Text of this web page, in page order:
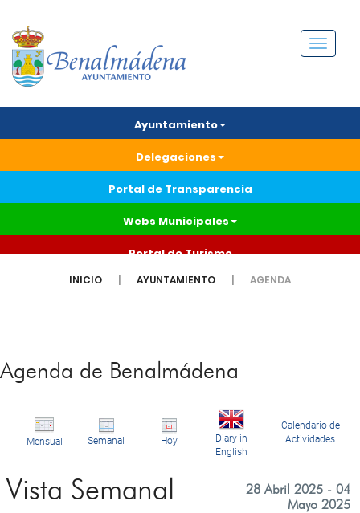
Menú
Ayuntamiento
Delegaciones
Portal de Transparencia
Webs Municipales
Portal de Turismo
INICIO AYUNTAMIENTO AGENDA
Agenda de Benalmádena
Mensual Semanal Hoy
Diary in
English
Calendario de
Actividades
Vista Semanal
28 Abril 2025 - 04
Mayo 2025